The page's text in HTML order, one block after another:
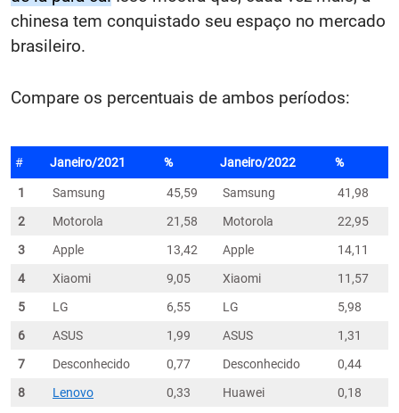
chinesa tem conquistado seu espaço no mercado
brasileiro.
Compare os percentuais de ambos períodos:
# Janeiro/2021 % Janeiro/2022 %
1 Samsung 45,59 Samsung
41,98
2
Motorola 21,58 Motorola
22,95
3
Apple 13,42 Apple
14,11
4
Xiaomi 9,05 Xiaomi
11,57
5
LG 6,55 LG
5,98
6
ASUS 1,99 ASUS
1,31
7
Desconhecido 0,77 Desconhecido
0,44
8
Lenovo 0,33 Huawei
0,18